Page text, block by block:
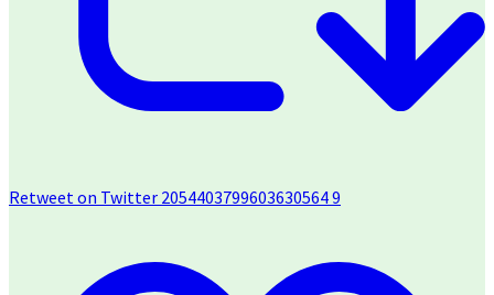
Retweet on Twitter 20544037996036305649